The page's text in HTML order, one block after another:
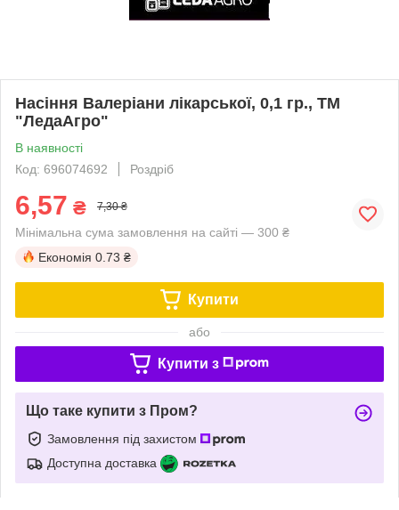
Насіння Валеріани лікарської, 0,1 гр., ТМ
"ЛедаАгро"
В наявності
Код: 696074692
Роздріб
6,57 ₴ 7,30 ₴
Мінімальна сума замовлення на сайті — 300 ₴
Економія 0.73 ₴
Купити
або
Купити з
Що таке купити з Пром?
Замовлення під захистом
Доступна доставка